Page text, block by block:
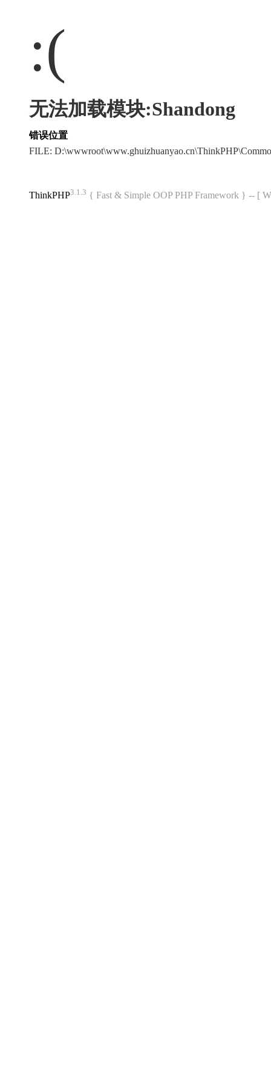
:(
无法加载模块:Shandong
错误位置
FILE:
ThinkPHP3.1.3 { Fast & Simple OOP PHP Framework } -- [